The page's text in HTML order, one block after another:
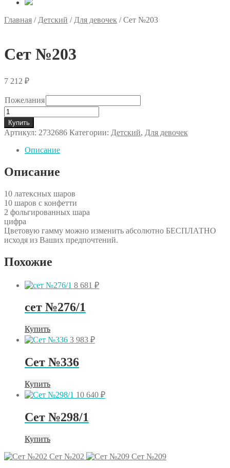
Главная / Детский / Для девочек /Сет №203
Сет №203
7 212 ₽
Пожелания
Количество
товара
Сет
№203
Купить
Артикул: 2732686 Категории: Детский, Для девочек
Описание
Описание
10 латексных шаров
10 шаров с конфетти
2 фольгированных шара
цифра
Цветовую гамму можно изменить абсолютно БЕСПЛАТНО
исходя из Ваших предпочтений.
Похожие
8 681 ₽
сет №276/1
Купить
3 983 ₽
Сет №336
Купить
10 640 ₽
Сет №298/1
Купить
Сет №202
Сет №209